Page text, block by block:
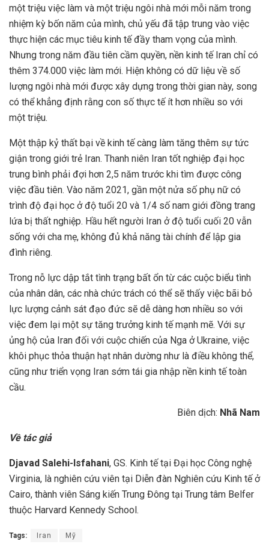
một triệu việc làm và một triệu ngôi nhà mới mỗi năm trong
nhiệm kỳ bốn năm của mình, chủ yếu đã tập trung vào việc
thực hiện các mục tiêu kinh tế đầy tham vọng của mình.
Nhưng trong năm đầu tiên cầm quyền, nền kinh tế Iran chỉ có
thêm 374.000 việc làm mới. Hiện không có dữ liệu về số
lượng ngôi nhà mới được xây dựng trong thời gian này, song
có thể khẳng định rằng con số thực tế ít hơn nhiều so với
một triệu.
Một thập kỷ thất bại về kinh tế càng làm tăng thêm sự tức
giận trong giới trẻ Iran. Thanh niên Iran tốt nghiệp đại học
trung bình phải đợi hơn 2,5 năm trước khi tìm được công
việc đầu tiên. Vào năm 2021, gần một nửa số phụ nữ có
trình độ đại học ở độ tuổi 20 và 1/4 số nam giới đồng trang
lứa bị thất nghiệp. Hầu hết người Iran ở độ tuổi cuối 20 vẫn
sống với cha mẹ, không đủ khả năng tài chính để lập gia
đình riêng.
Trong nỗ lực dập tắt tình trạng bất ổn từ các cuộc biểu tình
của nhân dân, các nhà chức trách có thể sẽ thấy việc bãi bỏ
lực lượng cảnh sát đạo đức sẽ dễ dàng hơn nhiều so với
việc đem lại một sự tăng trưởng kinh tế mạnh mẽ. Với sự
ủng hộ của Iran đối với cuộc chiến của Nga ở Ukraine, việc
khôi phục thỏa thuận hạt nhân dường như là điều không thể,
cũng như triển vọng Iran sớm tái gia nhập nền kinh tế toàn
cầu.
Biên dịch: Nhã Nam
Về tác giả
Djavad Salehi-Isfahani, GS. Kinh tế tại Đại học Công nghệ
Virginia, là nghiên cứu viên tại Diễn đàn Nghiên cứu Kinh tế ở
Cairo, thành viên Sáng kiến Trung Đông tại Trung tâm Belfer
thuộc Harvard Kennedy School.
Tags: Iran Mỹ